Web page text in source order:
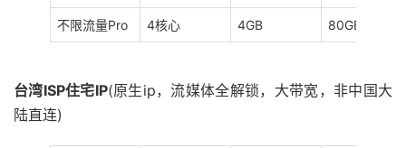
不限流量Pro 4核心 4GB 80GB
台湾ISP住宅IP(原生ip，流媒体全解锁，大带宽，非中国大
陆直连)